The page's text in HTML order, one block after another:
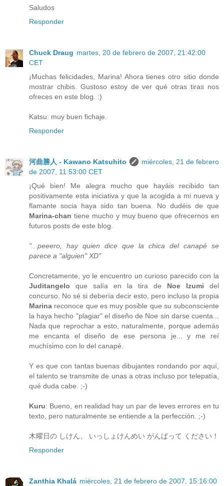
Saludos
Responder
Chuck Draug martes, 20 de febrero de 2007, 21:42:00
CET
¡Muchas felicidades, Marina! Ahora tienes otro sitio donde
mostrar chibis. Gustoso estoy de ver qué otras tiras nos
ofreces en este blog. :)
Katsu: muy buen fichaje.
Responder
河曲勝人 - Kawano Katsuhito
miércoles, 21 de febrero
de 2007, 11:53:00 CET
¡Qué bien! Me alegra mucho que hayáis recibido tan
positivamente esta iniciativa y que la acogida a mi nueva y
flamante socia haya sido tan buena. No dudéis de que
Marina-chan tiene mucho y muy bueno que ofrecernos en
futuros posts de este blog.
"...peeero, hay quien dice que la chica del canapé se
parece a "alguien" XD"
Concretamente, yo le encuentro un curioso parecido con la
Juditangelo que salía en la tira de Noe Izumi del
concurso. No sé si debería decir esto, pero incluso la propia
Marina reconoce que es muy posible que su subconsciente
la haya hecho "plagiar" el diseño de Noe sin darse cuenta...
Nada que reprochar a esto, naturalmente, porque además
me encanta el diseño de ese persona je... y me reí
muchísimo con lo del canapé.
Y es que con tantas buenas dibujantes rondando por aquí,
el talento se transmite de unas a otras incluso por telepatía,
qué duda cabe. ;-)
Kuru: Bueno, en realidad hay un par de leves errores en tu
texto, pero naturalmente se entiende a la perfección. ;-)
木曜日の しけん、 いっしょけんめい がんばって ください！
Responder
Zanthia Khalá miércoles, 21 de febrero de 2007, 15:16:00